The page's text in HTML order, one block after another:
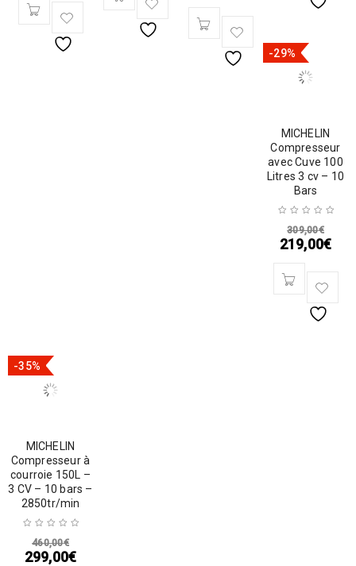
-29%
MICHELIN
Compresseur
avec Cuve 100
Litres 3 cv – 10
Bars
309,00€
219,00€
-35%
MICHELIN
Compresseur à
courroie 150L –
3 CV – 10 bars –
2850tr/min
460,00€
299,00€